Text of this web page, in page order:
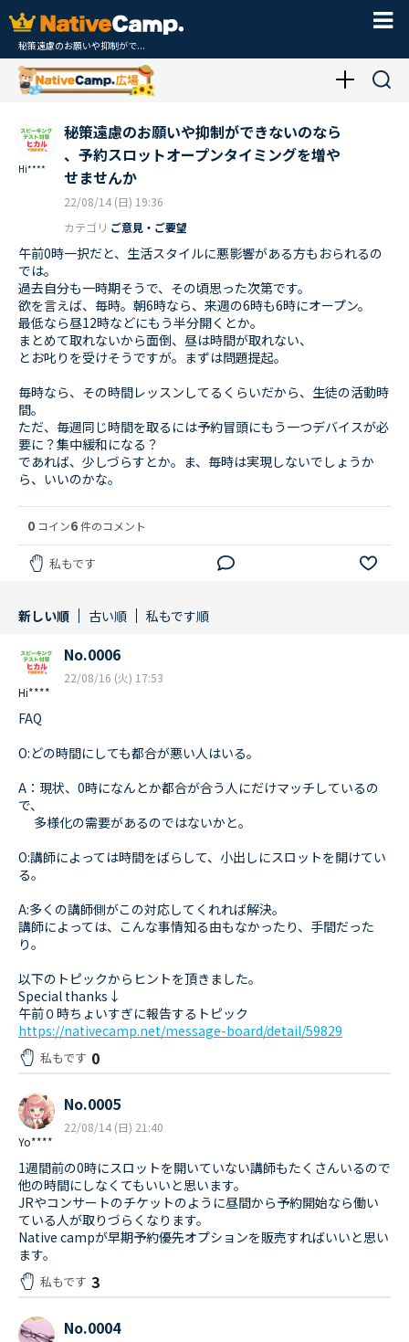
秘策遠慮のお願いや抑制がで...
Hi****
秘策遠慮のお願いや抑制ができないのなら
、予約スロットオープンタイミングを増や
せませんか
22/08/14 (日) 19:36
カテゴリ ご意見・ご要望
午前0時一択だと、生活スタイルに悪影響がある方もおられるの
では。
過去自分も一時期そうで、その頃思った次第です。
欲を言えば、毎時。朝6時なら、来週の6時も6時にオープン。
最低なら昼12時などにもう半分開くとか。
まとめて取れないから面倒、昼は時間が取れない、
とお叱りを受けそうですが。まずは問題提起。
毎時なら、その時間レッスンしてるくらいだから、生徒の活動時
間。
ただ、毎週同じ時間を取るには予約冒頭にもう一つデバイスが必
要に？集中緩和になる？
であれば、少しづらすとか。ま、毎時は実現しないでしょうか
ら、いいのかな。
0 コイン6件のコメント
私もです
新しい順 古い順 私もです順
Hi****
No.0006
22/08/16 (火) 17:53
FAQ
O:どの時間にしても都合が悪い人はいる。
A：現状、0時になんとか都合が合う人にだけマッチしているの
で、
多様化の需要があるのではないかと。
O:講師によっては時間をばらして、小出しにスロットを開けてい
る。
A:多くの講師側がこの対応してくれれば解決。
講師によっては、こんな事情知る由もなかったり、手間だった
り。
以下のトピックからヒントを頂きました。
Special thanks↓
午前０時ちょいすぎに報告するトピック
https://nativecamp.net/message-board/detail/59829
私もです 0
Yo****
No.0005
22/08/14 (日) 21:40
1週間前の0時にスロットを開いていない講師もたくさんいるので
他の時間にしなくてもいいと思います。
JRやコンサートのチケットのように昼間から予約開始なら働い
ている人が取りづらくなります。
Native campが早期予約優先オプションを販売すればいいと思い
ます。
私もです 3
No.0004